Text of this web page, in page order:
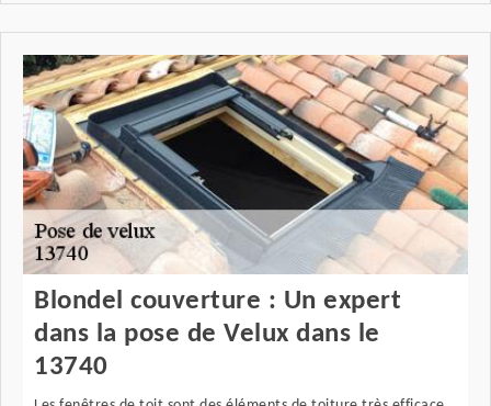
Blondel couverture : Un expert
dans la pose de Velux dans le
13740